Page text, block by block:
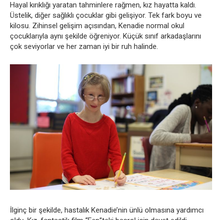
Hayal kırıklığı yaratan tahminlere rağmen, kız hayatta kaldı.
Üstelik, diğer sağlıklı çocuklar gibi gelişiyor. Tek fark boyu ve
kilosu. Zihinsel gelişim açısından, Kenadie normal okul
çocuklarıyla aynı şekilde öğreniyor. Küçük sınıf arkadaşlarını
çok seviyorlar ve her zaman iyi bir ruh halinde.
İlginç bir şekilde, hastalık Kenadie’nin ünlü olmasına yardımcı